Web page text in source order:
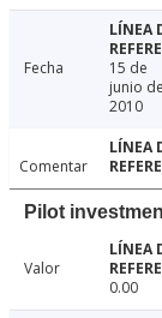
Fecha
15 de
junio de
2010
Comentar
Pilot
Valor
0.00